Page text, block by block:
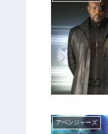
アベンジャーズ